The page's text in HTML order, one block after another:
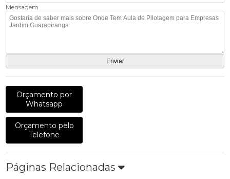
Mensagem
Orçamento por
Whatsapp
Orçamento pelo
Telefone
Páginas Relacionadas